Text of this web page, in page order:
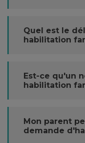
Quel est le
habilitation
Est-ce qu'un
habilitation
Mon parent
demande